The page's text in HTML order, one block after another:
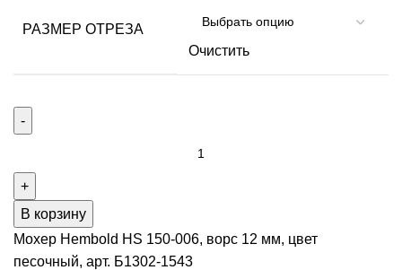
1700,00 ₽
РАЗМЕР ОТРЕЗА
Очистить
Мохер
Hembold
HS
150-
В корзину
Мохер Hembold HS 150-006, ворс 12 мм, цвет
песочный, арт. Б1302-1543